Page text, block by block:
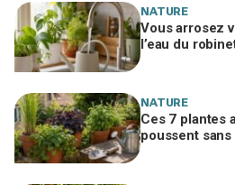
NATURE
Vous arrosez
l’eau du
NATURE
Ces 7 plantes
poussent